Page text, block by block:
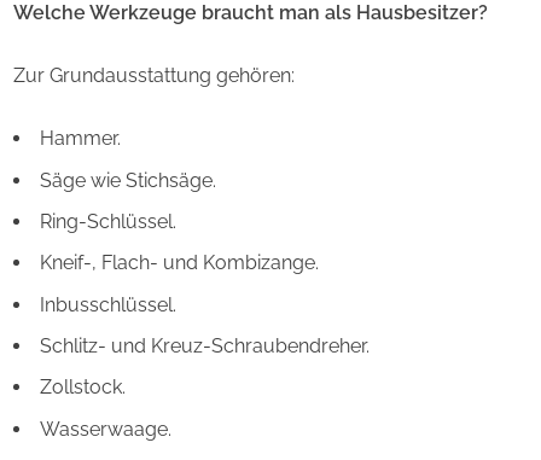
Welche Werkzeuge braucht man als Hausbesitzer?
Zur Grundausstattung gehören:
Hammer.
Säge wie Stichsäge.
Ring-Schlüssel.
Kneif-, Flach- und Kombizange.
Inbusschlüssel.
Schlitz- und Kreuz-Schraubendreher.
Zollstock.
Wasserwaage.